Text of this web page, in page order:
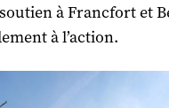
à Francfort et
à l’action.